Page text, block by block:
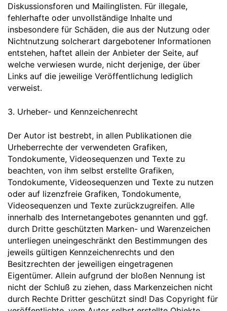
Diskussionsforen und Mailinglisten. Für illegale,
fehlerhafte oder unvollständige Inhalte und
insbesondere für Schäden, die aus der Nutzung oder
Nichtnutzung solcherart dargebotener Informationen
entstehen, haftet allein der Anbieter der Seite, auf
welche verwiesen wurde, nicht derjenige, der über
Links auf die jeweilige Veröffentlichung lediglich
verweist.
3. Urheber- und Kennzeichenrecht
Der Autor ist bestrebt, in allen Publikationen die
Urheberrechte der verwendeten Grafiken,
Tondokumente, Videosequenzen und Texte zu
beachten, von ihm selbst erstellte Grafiken,
Tondokumente, Videosequenzen und Texte zu nutzen
oder auf lizenzfreie Grafiken, Tondokumente,
Videosequenzen und Texte zurückzugreifen. Alle
innerhalb des Internetangebotes genannten und ggf.
durch Dritte geschützten Marken- und Warenzeichen
unterliegen uneingeschränkt den Bestimmungen des
jeweils gültigen Kennzeichenrechts und den
Besitzrechten der jeweiligen eingetragenen
Eigentümer. Allein aufgrund der bloßen Nennung ist
nicht der Schluß zu ziehen, dass Markenzeichen nicht
durch Rechte Dritter geschützt sind! Das Copyright für